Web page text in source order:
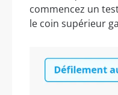
commencez un
le coin supérieur